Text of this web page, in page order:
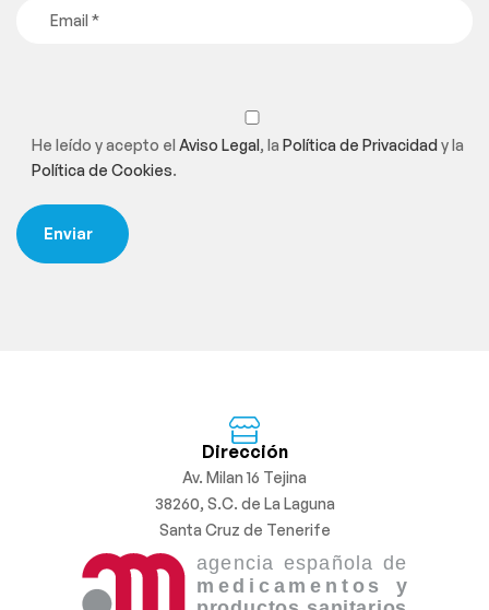
He leído y acepto el Aviso Legal, la Política de Privacidady la
Política de Cookies.
Dirección
Av. Milan 16 Tejina
38260, S.C. de La Laguna
Santa Cruz de Tenerife